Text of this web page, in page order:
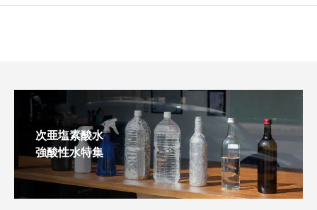
次亜塩素酸水
強酸性水特集